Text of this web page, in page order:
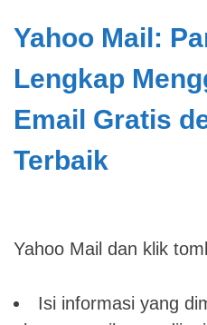
Yahoo Mail:
Lengkap
Email Gratis
Terbaik
Yahoo Mail dan klik
Isi informasi yang